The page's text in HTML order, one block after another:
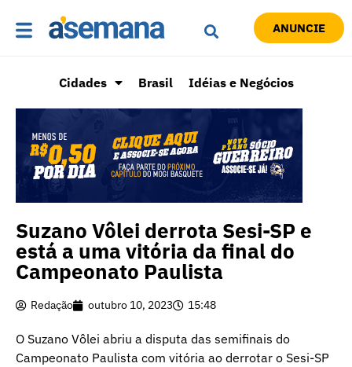
ANUNCIE
Cidades Brasil Idéias e Negócios
Suzano Vôlei derrota Sesi-SP e
está a uma vitória da final do
Campeonato Paulista
Redação outubro 10, 2023 15:48
O Suzano Vôlei abriu a disputa das semifinais do
Campeonato Paulista com vitória ao derrotar o Sesi-SP